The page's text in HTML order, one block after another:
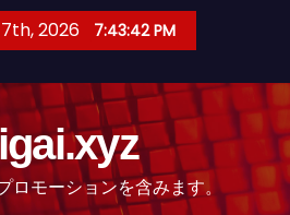
2026 7:43:44 PM
ロモーションを含みます。